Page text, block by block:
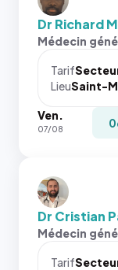
Dr Richard
Médecin
Tarif
LieuSaint-
Ven.
07/08
Dr Cristian
Médecin
Tarif